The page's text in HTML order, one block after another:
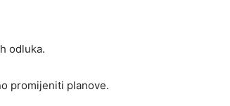
odluka.
promijeniti planove.